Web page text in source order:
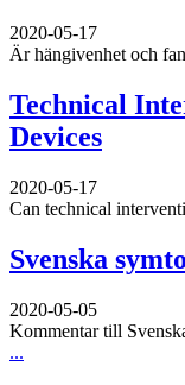
2020-05-17
Är hängivenhet och
Technical
Devices
2020-05-17
Can technical
Svenska
2020-05-05
Kommentar till
...